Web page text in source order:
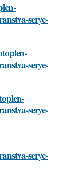
serye-
serye-
serye-
serye-